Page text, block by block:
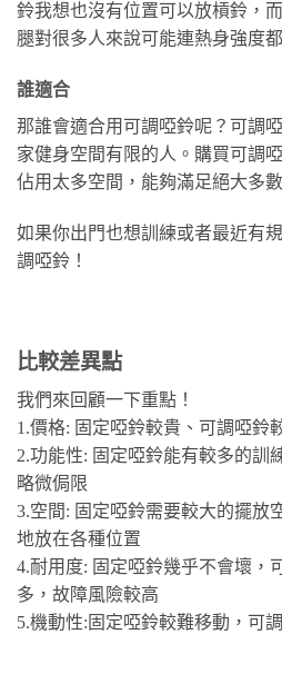
鈴我想也沒有位置可以放槓鈴，
腿對很多人來說可能連熱身強度
誰適合
那誰會適合用可調啞鈴呢？可調
家健身空間有限的人。購買可調
佔用太多空間，能夠滿足絕大多
如果你出門也想訓練或者最近有
調啞鈴！
比較差異點
我們來回顧一下重點！
1.價格: 固定啞鈴較貴、可調啞鈴
2.功能性: 固定啞鈴能有較多的訓
略微侷限
3.空間: 固定啞鈴需要較大的擺放
地放在各種位置
4.耐用度: 固定啞鈴幾乎不會壞，
多，故障風險較高
5.機動性:固定啞鈴較難移動，可